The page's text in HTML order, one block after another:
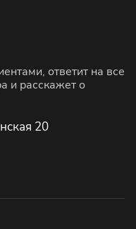
ответит на все
и расскажет о
20